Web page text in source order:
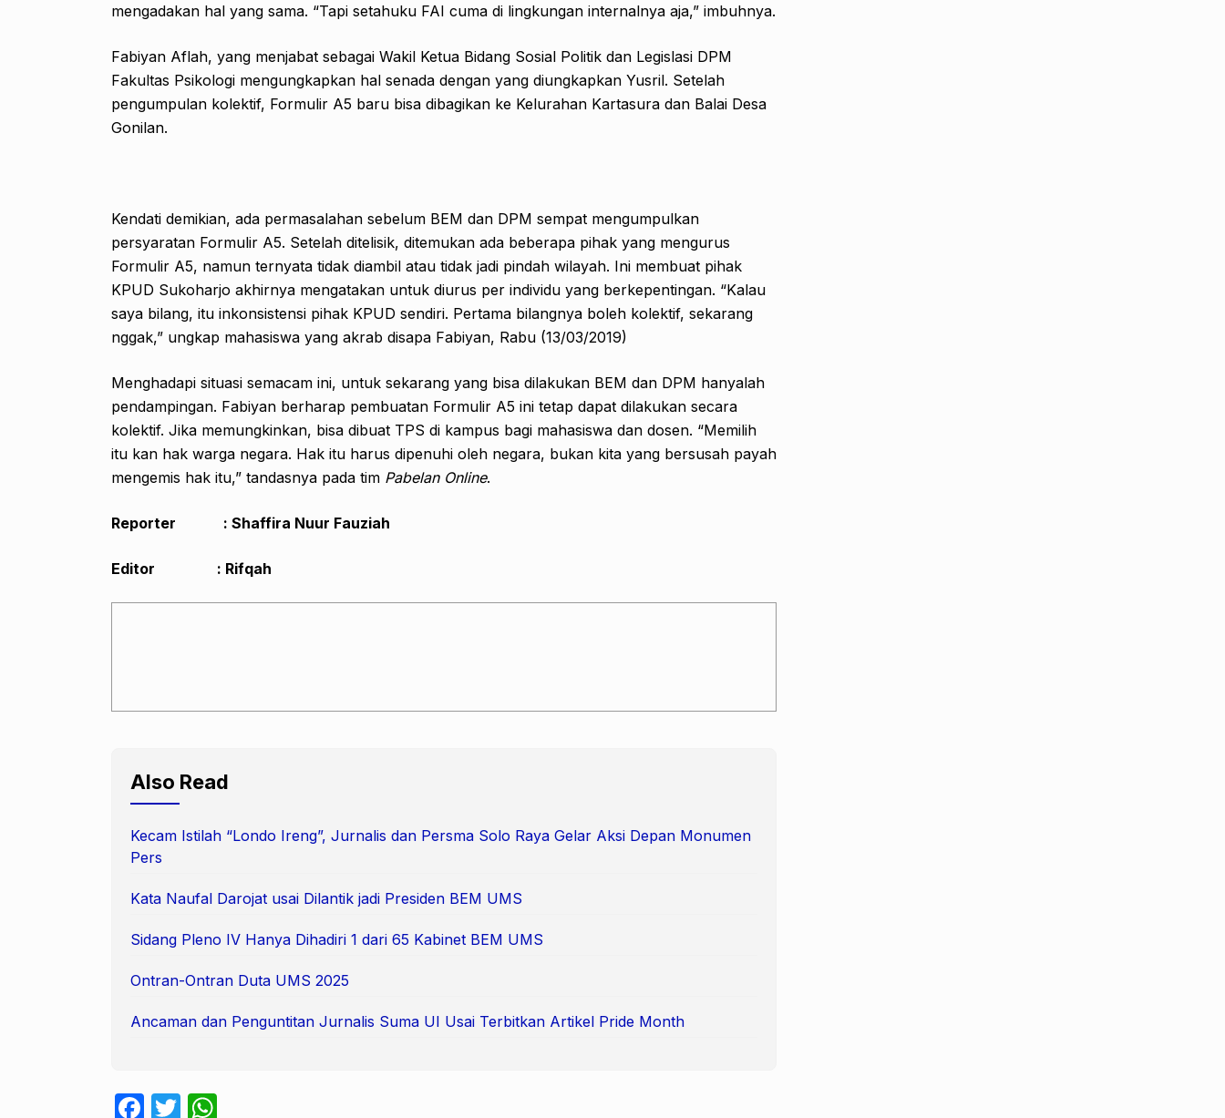
mengadakan hal yang sama. “Tapi setahuku FAI cuma di lingkungan internalnya aja,” imbuhnya.
Fabiyan Aflah, yang menjabat sebagai Wakil Ketua Bidang Sosial Politik dan Legislasi DPM
Fakultas Psikologi mengungkapkan hal senada dengan yang diungkapkan Yusril. Setelah
pengumpulan kolektif, Formulir A5 baru bisa dibagikan ke Kelurahan Kartasura dan Balai Desa
Gonilan.
Kendati demikian, ada permasalahan sebelum BEM dan DPM sempat mengumpulkan
persyaratan Formulir A5. Setelah ditelisik, ditemukan ada beberapa pihak yang mengurus
Formulir A5, namun ternyata tidak diambil atau tidak jadi pindah wilayah. Ini membuat pihak
KPUD Sukoharjo akhirnya mengatakan untuk diurus per individu yang berkepentingan. “Kalau
saya bilang, itu inkonsistensi pihak KPUD sendiri. Pertama bilangnya boleh kolektif, sekarang
nggak,” ungkap mahasiswa yang akrab disapa Fabiyan, Rabu (13/03/2019)
Menghadapi situasi semacam ini, untuk sekarang yang bisa dilakukan BEM dan DPM hanyalah
pendampingan. Fabiyan berharap pembuatan Formulir A5 ini tetap dapat dilakukan secara
kolektif. Jika memungkinkan, bisa dibuat TPS di kampus bagi mahasiswa dan dosen. “Memilih
itu kan hak warga negara. Hak itu harus dipenuhi oleh negara, bukan kita yang bersusah payah
mengemis hak itu,” tandasnya pada tim Pabelan Online.
Reporter : Shaffira Nuur Fauziah
Editor : Rifqah
Also Read
Kecam Istilah “Londo Ireng”, Jurnalis dan Persma Solo Raya Gelar Aksi Depan Monumen
Pers
Kata Naufal Darojat usai Dilantik jadi Presiden BEM UMS
Sidang Pleno IV Hanya Dihadiri 1 dari 65 Kabinet BEM UMS
Ontran-Ontran Duta UMS 2025
Ancaman dan Penguntitan Jurnalis Suma UI Usai Terbitkan Artikel Pride Month
F
T